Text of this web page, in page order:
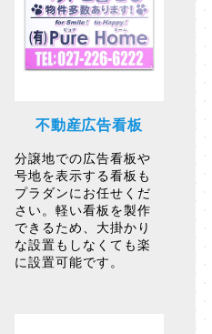
不動産広告看板
分譲地での広告看板や
号地を表示する看板も
プラダンにお任せくだ
さい。軽い看板を製作
できるため、大掛かり
な設置もしなくても楽
に設置可能です。